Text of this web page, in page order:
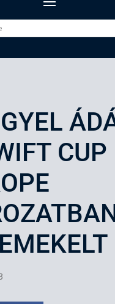
CUP